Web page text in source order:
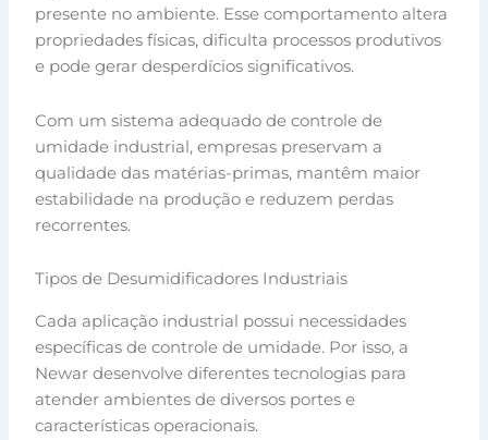
presente no ambiente. Esse comportamento altera
propriedades físicas, dificulta processos produtivos
e pode gerar desperdícios significativos.
Com um sistema adequado de controle de
umidade industrial, empresas preservam a
qualidade das matérias-primas, mantêm maior
estabilidade na produção e reduzem perdas
recorrentes.
Tipos de Desumidificadores Industriais
Cada aplicação industrial possui necessidades
específicas de controle de umidade. Por isso, a
Newar desenvolve diferentes tecnologias para
atender ambientes de diversos portes e
características operacionais.